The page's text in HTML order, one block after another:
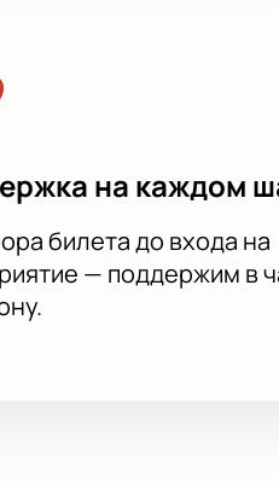
на каждом
билета до входа на
— поддержим в